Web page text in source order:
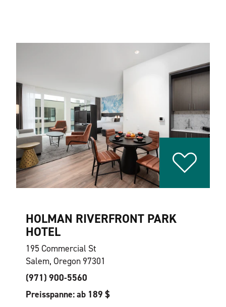
HOLMAN RIVERFRONT PARK
HOTEL
195 Commercial St
Salem, Oregon 97301
(971) 900-5560
Preisspanne: ab 189 $